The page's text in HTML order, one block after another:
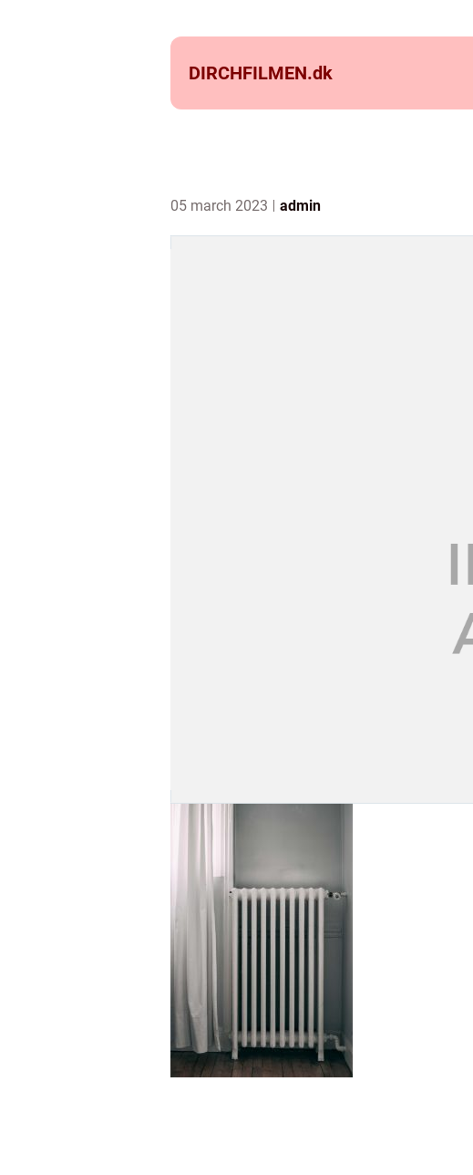
DIRCHFILMEN.dk
05 march 2023 admin